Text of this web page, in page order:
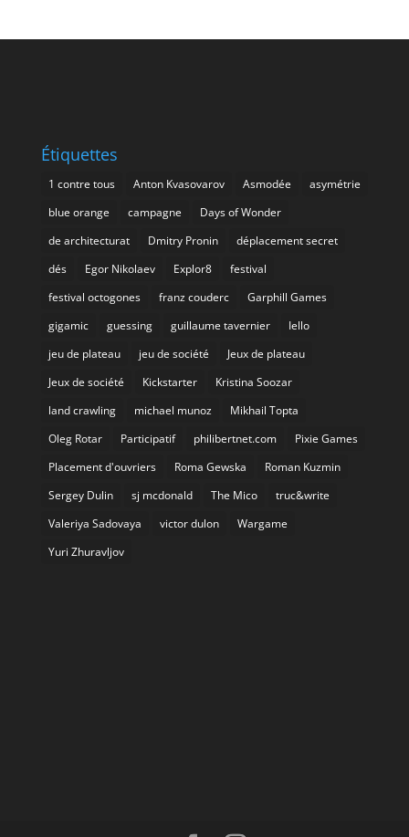
Étiquettes
1 contre tous Anton Kvasovarov Asmodée
asymétrie
blue orange
campagne
Days of Wonder
de architecturat
Dmitry Pronin
déplacement secret
dés
Egor Nikolaev Explor8
festival
festival octogones
franz couderc
Garphill Games
gigamic
guessing guillaume tavernier
Iello
jeu de plateau
jeu de société
Jeux de plateau
Jeux de société
Kickstarter
Kristina Soozar
land crawling
michael munoz
Mikhail Topta
Oleg Rotar
Participatif philibertnet.com
Pixie Games
Placement d'ouvriers
Roma Gewska
Roman Kuzmin
Sergey Dulin
sj mcdonald The Mico
truc&write
Valeriya Sadovaya
victor dulon
Wargame
Yuri Zhuravljov